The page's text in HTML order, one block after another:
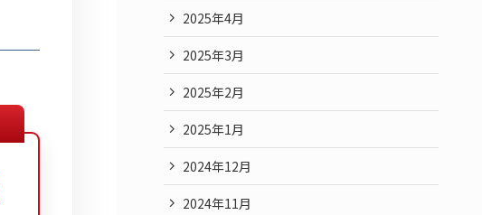
2025年4月
2025年3月
2025年2月
2025年1月
2024年12月
2024年11月